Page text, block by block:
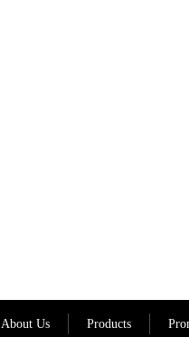
About Us Products